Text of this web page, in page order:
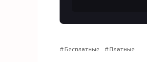
Бесплатные Платные